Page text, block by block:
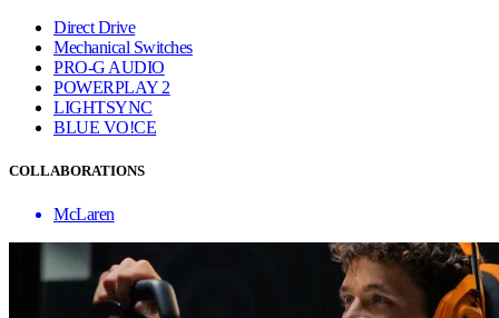
Direct Drive
Mechanical Switches
PRO-G AUDIO
POWERPLAY 2
LIGHTSYNC
BLUE VO!CE
COLLABORATIONS
McLaren